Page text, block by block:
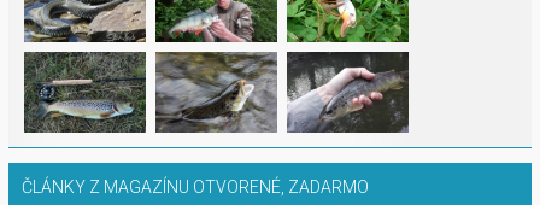
ČLÁNKY Z MAGAZÍNU OTVORENÉ, ZADARMO